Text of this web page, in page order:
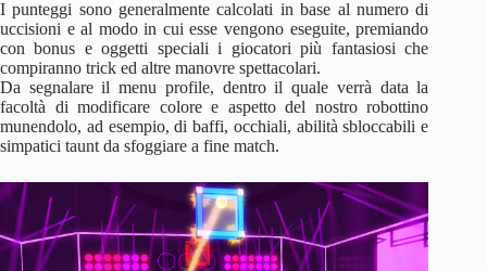
I punteggi sono generalmente calcolati in base al numero di
uccisioni e al modo in cui esse vengono eseguite, premiando
con bonus e oggetti speciali i giocatori più fantasiosi che
compiranno trick ed altre manovre spettacolari.
Da segnalare il menu profile, dentro il quale verrà data la
facoltà di modificare colore e aspetto del nostro robottino
munendolo, ad esempio, di baffi, occhiali, abilità sbloccabili e
simpatici taunt da sfoggiare a fine match.